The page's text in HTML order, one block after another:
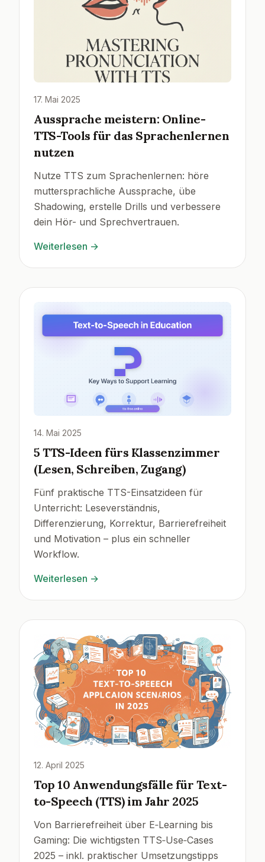
17. Mai 2025
Aussprache meistern: Online-
TTS-Tools für das Sprachenlernen
nutzen
Nutze TTS zum Sprachenlernen: höre
muttersprachliche Aussprache, übe
Shadowing, erstelle Drills und verbessere
dein Hör- und Sprechvertrauen.
Weiterlesen →
14. Mai 2025
5 TTS-Ideen fürs Klassenzimmer
(Lesen, Schreiben, Zugang)
Fünf praktische TTS-Einsatzideen für
Unterricht: Leseverständnis,
Differenzierung, Korrektur, Barrierefreiheit
und Motivation – plus ein schneller
Workflow.
Weiterlesen →
12. April 2025
Top 10 Anwendungsfälle für Text-
to-Speech (TTS) im Jahr 2025
Von Barrierefreiheit über E‑Learning bis
Gaming: Die wichtigsten TTS‑Use‑Cases
2025 – inkl. praktischer Umsetzungstipps